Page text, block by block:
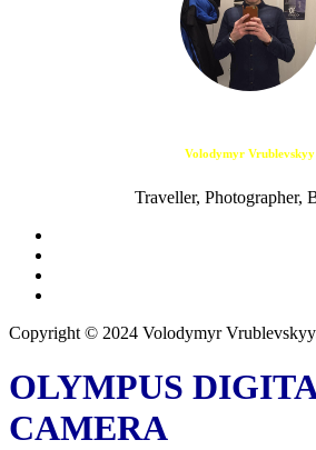
Volodymyr Vrublevskyy
Traveller, Photographer,
Copyright © 2024 Volodymyr
OLYMPUS
CAMERA